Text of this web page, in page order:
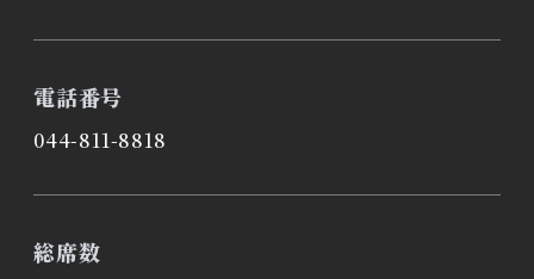
電話番号
044-811-8818
総席数